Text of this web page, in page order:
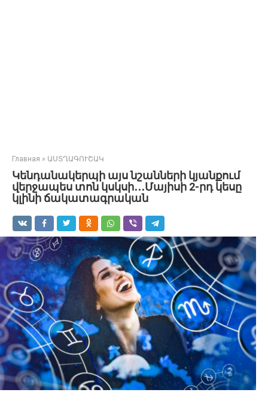
Главная » ԱՍՏՂԱԳՈՒՇԱԿ
Կենդանակերպի այս նշանների կյանքում
վերջապես տոն կսկսի․․․Մայիսի 2-րդ կեսը
կլինի ճակատագրական